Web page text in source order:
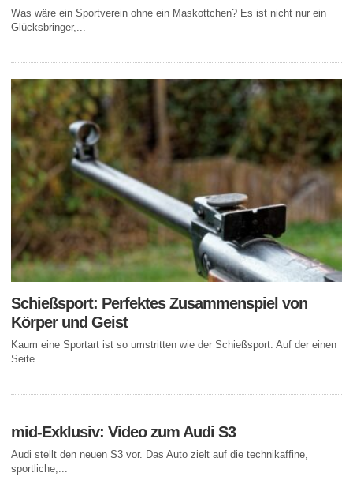
Was wäre ein Sportverein ohne ein Maskottchen? Es ist nicht nur ein
Glücksbringer,...
Schießsport: Perfektes Zusammenspiel von
Körper und Geist
Kaum eine Sportart ist so umstritten wie der Schießsport. Auf der einen
Seite...
mid-Exklusiv: Video zum Audi S3
Audi stellt den neuen S3 vor. Das Auto zielt auf die technikaffine,
sportliche,...